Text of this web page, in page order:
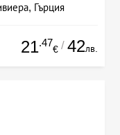
Гърция
21.47
€ / 42лв.